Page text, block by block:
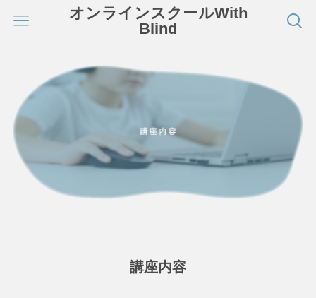
オンラインスクールWith
Blind
講座内容